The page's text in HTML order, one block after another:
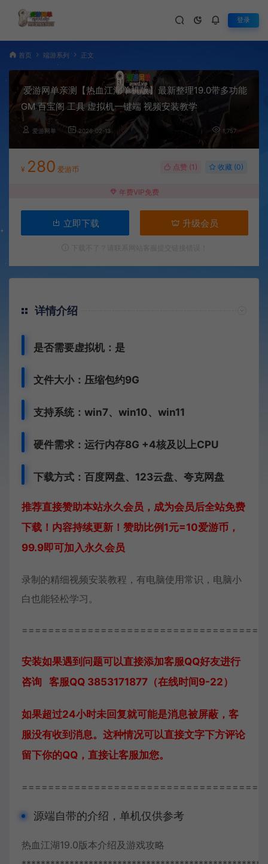
登录
首页 端游系列 正文
爱游网单亲测【热血江湖单机版】最新整理19.0带多功能
GM 百宝阁 工具 虚拟机一键端 视频安装教学
爱游网单 2026-02-13 1,757
¥ 280 爱游币 点赞 (1 ) 收藏 (0)
年费VIP免费
立即下载 升级会员
详情介绍
是否需要虚拟机：是
文件大小：压缩包约9G
支持系统：win7、win10、win11
硬件需求：运行内存8G +4核及以上CPU
下载方式： 百度网盘、 123云盘、夸克网盘
推荐直接赞助本站永久会员，成为会员后全站免费
下载！内容持续更新！赞助比例1元=10爱游币，
99.9即可加入永久会员
录制的精细视频安装教程，有电脑使用常识，电脑小
白也能轻松学习。
安装如果遇到问题可以直接添加客服QQ好友进行
咨询 客服QQ 3853171877（在线时间9-22）
如果超过24小时未回复就可能是消息被屏蔽，客
服没有收到消息。这种情况可以直接文字下方评论
留下你的QQ，直接让客服加您。
源端自带的介绍，单机仅供参考
热血江湖19.0版本介绍及游戏攻略